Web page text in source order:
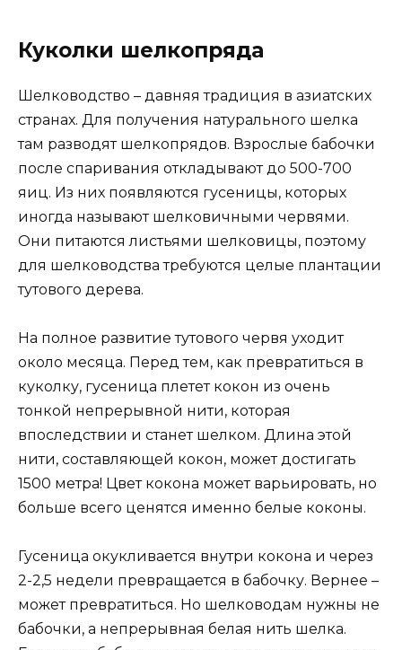
Куколки шелкопряда
Шелководство – давняя традиция в азиатских
странах. Для получения натурального шелка
там разводят шелкопрядов. Взрослые бабочки
после спаривания откладывают до 500-700
яиц. Из них появляются гусеницы, которых
иногда называют шелковичными червями.
Они питаются листьями шелковицы, поэтому
для шелководства требуются целые плантации
тутового дерева.
На полное развитие тутового червя уходит
около месяца. Перед тем, как превратиться в
куколку, гусеница плетет кокон из очень
тонкой непрерывной нити, которая
впоследствии и станет шелком. Длина этой
нити, составляющей кокон, может достигать
1500 метра! Цвет кокона может варьировать, но
больше всего ценятся именно белые коконы.
Гусеница окукливается внутри кокона и через
2-2,5 недели превращается в бабочку. Вернее –
может превратиться. Но шелководам нужны не
бабочки, а непрерывная белая нить шелка.